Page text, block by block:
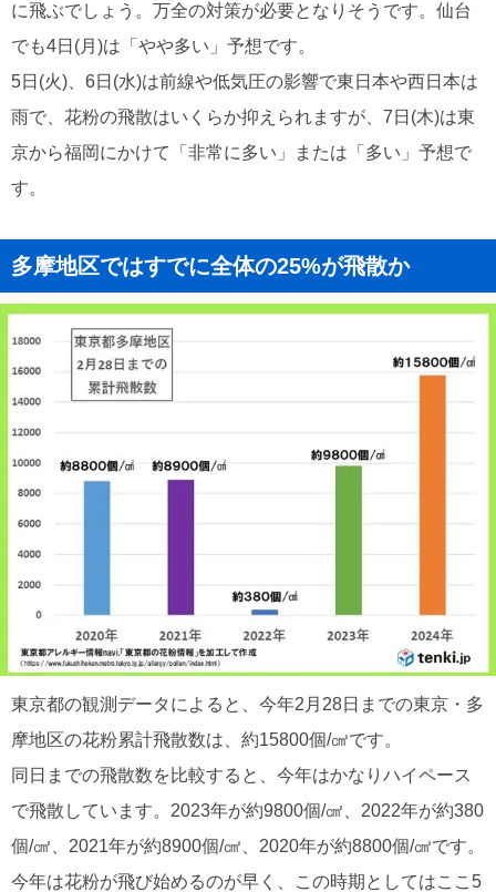
に飛ぶでしょう。万全の対策が必要となりそうです。仙台
でも4日(月)は「やや多い」予想です。
5日(火)、6日(水)は前線や低気圧の影響で東日本や西日本は
雨で、花粉の飛散はいくらか抑えられますが、7日(木)は東
京から福岡にかけて「非常に多い」または「多い」予想で
す。
多摩地区ではすでに全体の25%が飛散か
東京都の観測データによると、今年2月28日までの東京・多
摩地区の花粉累計飛散数は、約15800個/㎠です。
同日までの飛散数を比較すると、今年はかなりハイペース
で飛散しています。2023年が約9800個/㎠、2022年が約380
個/㎠、2021年が約8900個/㎠、2020年が約8800個/㎠です。
今年は花粉が飛び始めるのが早く、この時期としてはここ5